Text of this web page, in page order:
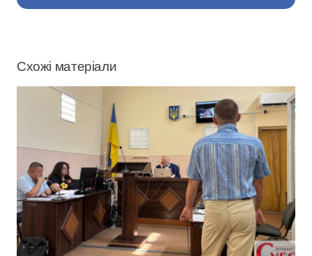
Схожі матеріали